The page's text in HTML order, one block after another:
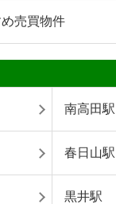
め売買物件
南高田駅
春日山駅
黒井駅